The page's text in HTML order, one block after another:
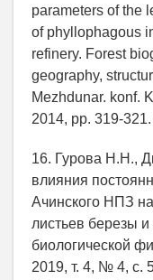
parameters of the
of phyllophagous
refinery. Forest
geography,
Mezhdunar. konf.
2014, pp. 319-
16. Гурова Н.Н.,
влияния
Ачинского НПЗ
листьев березы
биологической
2019, т. 4, № 4, с.